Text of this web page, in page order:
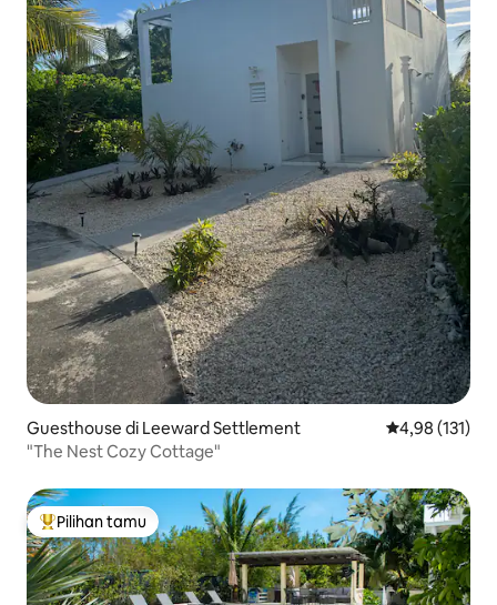
Guesthouse di Leeward Settlement Nilai rata-rata
4,98 (131)
"The Nest Cozy Cottage"
Pilihan tamu terpopuler
Pilihan tamu